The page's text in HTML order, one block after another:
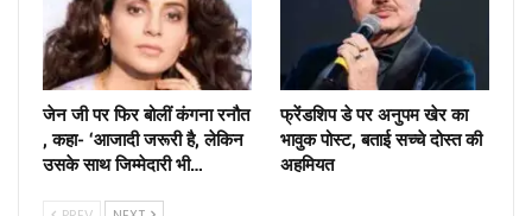
जेन जी पर फिर बोलीं कंगना रनौत
, कहा- ‘आजादी जरूरी है, लेकिन
उसके साथ जिम्मेदारी भी…
फ्रेंडशिप डे पर अनुपम खेर का
भावुक पोस्ट, बताई सच्चे दोस्त की
अहमियत